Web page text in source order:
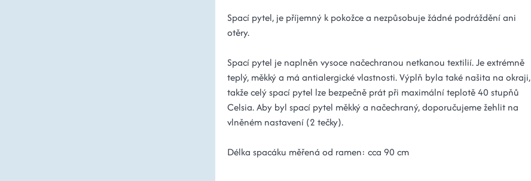
Spací pytel, je příjemný k pokožce a nezpůsobuje žádné podráždění ani
otěry.
Spací pytel je naplněn vysoce načechranou netkanou textilií. Je extrémně
teplý, měkký a má antialergické vlastnosti. Výplň byla také našita na okraji,
takže celý spací pytel lze bezpečně prát při maximální teplotě 40 stupňů
Celsia. Aby byl spací pytel měkký a načechraný, doporučujeme žehlit na
vlněném nastavení (2 tečky).
Délka spacáku měřená od ramen: cca 90 cm